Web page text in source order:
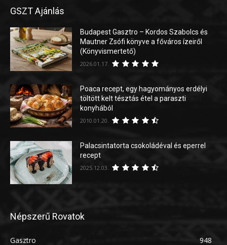
GSZT Ajánlás
Budapest Gasztro – Kordos Szabolcs és
Mautner Zsófi könyve a főváros ízeiről
(Könyvismertető)
2026.01.17.
Poaca recept, egy hagyományos erdélyi
töltött kelt tésztás étel a paraszti
konyhából
2010.01.20.
Palacsintatorta csokoládéval és eperrel
recept
2025.12.03.
Népszerű Rovatok
Gasztro
948